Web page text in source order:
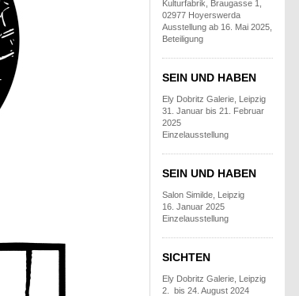
Kulturfabrik, Braugasse 1,
02977 Hoyerswerda
Ausstellung ab 16. Mai 2025,
Beteiligung
SEIN UND HABEN
Ely Dobritz Galerie, Leipzig
31. Januar bis 21. Februar
2025
Einzelausstellung
SEIN UND HABEN
Salon Similde, Leipzig
16. Januar 2025
Einzelausstellung
SICHTEN
Ely Dobritz Galerie, Leipzig
2. bis 24. August 2024